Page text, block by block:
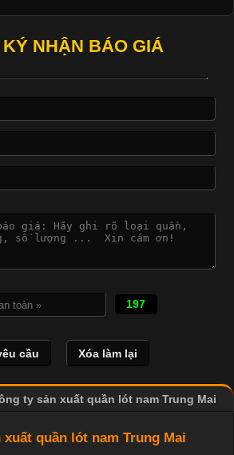
sự tiện lợi, thoải mái và dễ phối đồ.
trong ngành sản xuất may mặc, đặc
vải thun. Hiện nay,
Nhiệt Trong Ngành Thời Trang Hiện
nhật 2026-04-21 15:41:03
in ấn và thời trang, in chuyển nhiệt đang
nghệ phổ biến nhờ khả năng tạo ra
xuất áo thun, đồ thể thao
NHẬN BÁO GIÁ
197
ty sản xuất quần lót nam Trung Mai
xuất quần lót nam Trung Mai